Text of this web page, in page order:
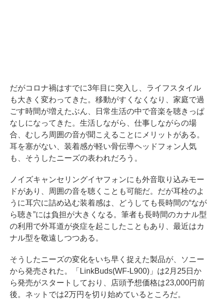
だがコロナ禍はすでに3年目に突入し、ライフスタイル
も大きく変わってきた。移動がすくなくなり、家庭で過
ごす時間が増えたぶん、日常生活の中で音楽を聴きっぱ
なしになってきた。生活しながら、仕事しながらの場
合、むしろ周囲の音が聞こえることにメリットがある。
耳を塞がない、装着感が軽い骨伝導ヘッドフォン人気
も、そうしたニーズの表われだろう。
ノイズキャンセリングイヤフォンにも外音取り込みモー
ドがあり、周囲の音を聴くことも可能だ。だが耳栓のよ
うに耳穴に詰め込む装着感は、どうしても長時間の“なが
ら聴き”には負担が大きくなる。筆者も長時間のカナル型
の利用で外耳道が炎症を起こしたこともあり、最近はカ
ナル型を敬遠しつつある。
そうしたニーズの変化をいち早く捉えた製品が、ソニー
から発売された。「LinkBuds(WF-L900)」は2月25日か
ら発売がスタートしており、店頭予想価格は23,000円前
後。ネットでは2万円を切り始めているところだ。